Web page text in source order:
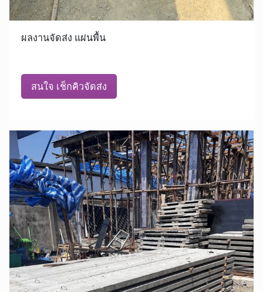
ผลงานจัดส่ง แผ่นพื้น
สนใจ เช็กคิวจัดส่ง